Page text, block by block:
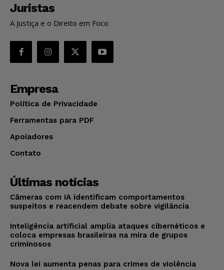
Juristas
A Justiça e o Direito em Foco
Empresa
Política de Privacidade
Ferramentas para PDF
Apoiadores
Contato
Últimas notícias
Câmeras com IA identificam comportamentos
suspeitos e reacendem debate sobre vigilância
Inteligência artificial amplia ataques cibernéticos e
coloca empresas brasileiras na mira de grupos
criminosos
Nova lei aumenta penas para crimes de violência